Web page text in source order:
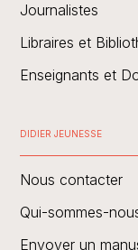
Journalistes
Libraires et
Enseignants et
DIDIER JEUNESSE
Nous contacter
Qui-sommes-
Envoyer un